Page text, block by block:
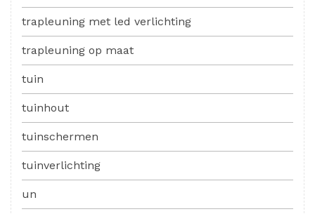
trapleuning met led verlichting
trapleuning op maat
tuin
tuinhout
tuinschermen
tuinverlichting
un